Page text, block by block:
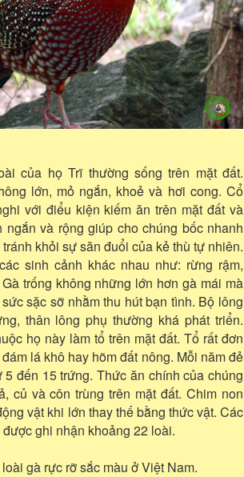
của họ Trĩ thường sống trên mặt đất.
lớn, mỏ ngắn, khoẻ và hơi cong. Cổ
với điểu kiện kiếm ăn trên mặt đất và
ngắn và rộng giúp cho chúng bốc nhanh
khỏi sự săn đuổi của kẻ thù tự nhiên.
sinh cảnh khác nhau như: rừng rậm,
trống không những lớn hơn gà mái mà
sặc sỡ nhằm thu hút bạn tình. Bộ lông
thân lông phụ thường khá phát triển.
họ này làm tổ trên mặt đất. Tổ rất đơn
lá khô hay hõm đất nông. Mỗi năm đẻ
đến 15 trứng. Thức ăn chính của chúng
củ và côn trùng trên mặt đất. Chim non
vật khi lớn thay thế bằng thức vật. Các
ghi nhận khoảng 22 loài.
gà rực rỡ sắc màu ở Việt Nam.